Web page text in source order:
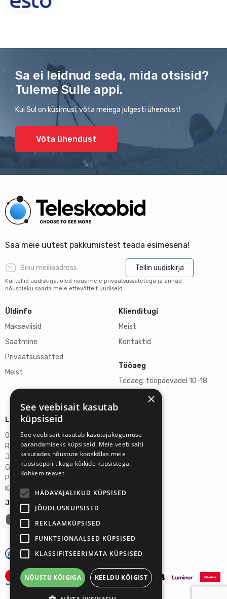
Sa ei leidnud seda, mida otsisid?
Tuleme Sulle appi.
Kui Sul on küsimusi, võta meiega julgesti ühendust!
Võta ühendust
Saa meie uutest pakkumistest teada esimesena!
Tellin uudiskirja
Kui tellid uudiskirja, oled nõus meie privaatsussätetega ja annad
nõusoleku saada meie ettevõttelt uudiseid.
Üldinfo
Makseviisid
Saatmine
Privaatsussätted
Meist
Klienditugi
Meist
Kontaktid
Tööaeg
Tööaeg: tööpäevadel 10-18
L, P suletud
Jälgi meid:
Lisainfo
Omicron SIA
Reg-nr: 40103272028
Juriidiline aadress:
Ganibu Dambis 2A, Riia, Läti, LV-1045
Pank: AS Swedbank
Konto number: LV46HABA0551027644383
×
See veebisait kasutab
küpsiseid
See veebisait kasutab kasutajakogemuse
parandamiseks küpsiseid. Meie veebisaiti
kasutades nõustute kooskõlas meie
küpsisepoliitikaga kõikide küpsistega.
Rohkem teavet
HÄDAVAJALIKUD KÜPSISED
JÕUDLUSKÜPSISED
REKLAAMKÜPSISED
FUNKTSIONAALSED KÜPSISED
KLASSIFITSEERIMATA KÜPSISED
NÕUSTU KÕIGIGA KEELDU KÕIGIST